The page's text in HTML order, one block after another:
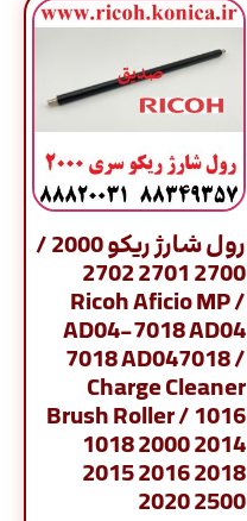
رول شارژ ریکو 2000 /
2700 2701 2702
Ricoh Aficio MP /
AD04-7018 AD04
7018 AD047018 /
Charge Cleaner
Brush Roller / 1016
1018 2000 2014
2015 2016 2018
2020 2500